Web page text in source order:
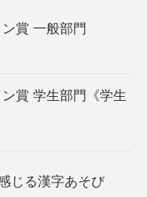
賞 一般部門
賞 学生部門《学生
じる漢字あそび